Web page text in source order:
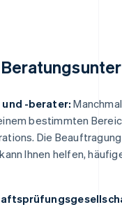
-berater:
bestimmten
Die
Ihnen helfen,